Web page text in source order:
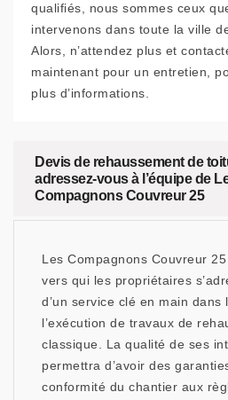
qualifiés, nous sommes ceux
intervenons dans toute la ville
Alors, n’attendez plus et
maintenant pour un entretien,
plus d’informations.
Devis de rehaussement de
adressez-vous à l’équipe de
Compagnons Couvreur 25
Les Compagnons Couvreur
vers qui les propriétaires
d’un service clé en main dans
l’exécution de travaux de
classique. La qualité de ses
permettra d’avoir des
conformité du chantier aux